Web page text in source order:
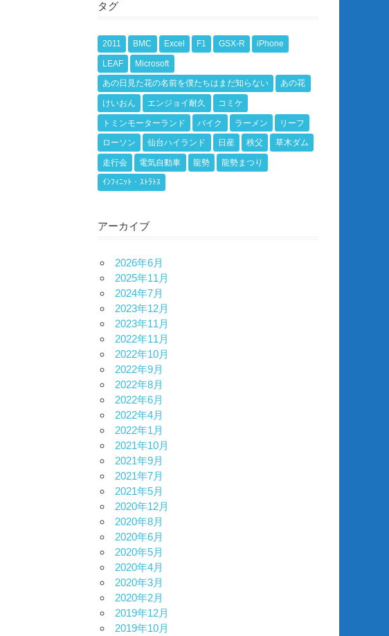
タグ
2011 BMC Excel F1 GSX-R iPhone
LEAF Microsoft
あの日見た花の名前を僕たちはまだ知らない あの花
けいおん エンジョイ耐久 コミケ
トミンモーターランド バイク ラーメン リーフ
ローソン 仙台ハイランド 日産 秩父 草木ダム
走行会 電気自動車 龍勢 龍勢まつり
ｲﾝﾌｨﾆｯﾄ・ｽﾄﾗﾄｽ
アーカイブ
2026年6月
2025年11月
2024年7月
2023年12月
2023年11月
2022年11月
2022年10月
2022年9月
2022年8月
2022年6月
2022年4月
2022年1月
2021年10月
2021年9月
2021年7月
2021年5月
2020年12月
2020年8月
2020年6月
2020年5月
2020年4月
2020年3月
2020年2月
2019年12月
2019年10月